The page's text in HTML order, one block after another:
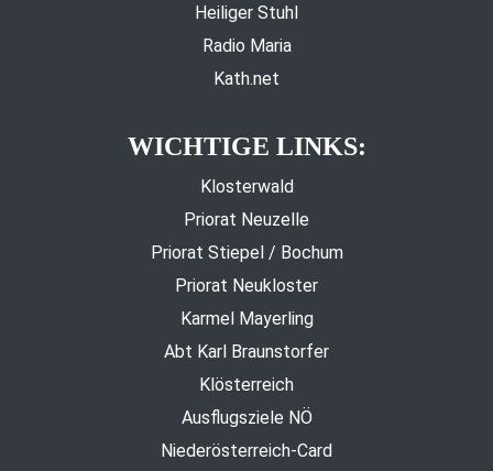
Heiliger Stuhl
Radio Maria
Kath.net
WICHTIGE LINKS:
Klosterwald
Priorat Neuzelle
Priorat Stiepel / Bochum
Priorat Neukloster
Karmel Mayerling
Abt Karl Braunstorfer
Klösterreich
Ausflugsziele NÖ
Niederösterreich-Card